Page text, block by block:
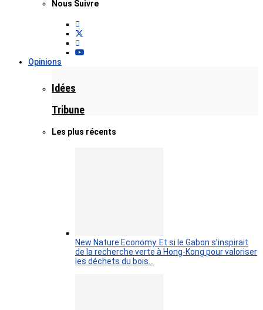
Nous Suivre
Opinions
Idées
Tribune
Les plus récents
New Nature Economy. Et si le Gabon s’inspirait
de la recherche verte à Hong-Kong pour valoriser
les déchets du bois…